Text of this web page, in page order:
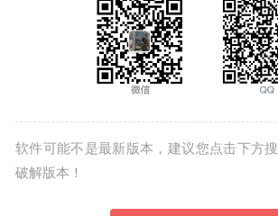
软件可能不是最新版本，建议您点击下方
破解版本！